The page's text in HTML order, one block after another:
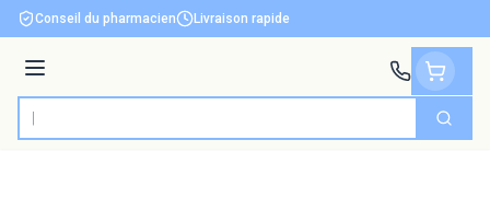
Aller au contenu
Conseil du pharmacien Livraison rapide
Menu
Rechercher